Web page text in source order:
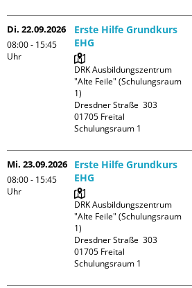
Di. 22.09.2026
08:00 - 15:45
Uhr
Erste Hilfe Grundkurs
EHG
DRK Ausbildungszentrum
"Alte Feile" (Schulungsraum
1)
Dresdner Straße  303
01705 Freital
Schulungsraum 1
Mi. 23.09.2026
08:00 - 15:45
Uhr
Erste Hilfe Grundkurs
EHG
DRK Ausbildungszentrum
"Alte Feile" (Schulungsraum
1)
Dresdner Straße  303
01705 Freital
Schulungsraum 1